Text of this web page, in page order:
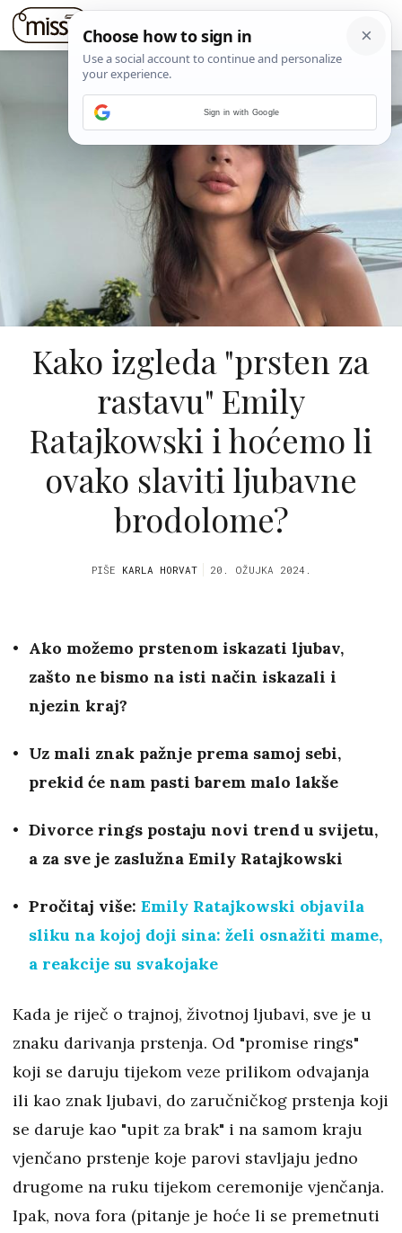
Kako izgleda "prsten za
rastavu" Emily
Ratajkowski i hoćemo li
ovako slaviti ljubavne
brodolome?
PIŠE KARLA HORVAT 20. OŽUJKA 2024.
Ako možemo prstenom iskazati ljubav,
zašto ne bismo na isti način iskazali i
njezin kraj?
Uz mali znak pažnje prema samoj sebi,
prekid će nam pasti barem malo lakše
Divorce rings postaju novi trend u svijetu,
a za sve je zaslužna Emily Ratajkowski
Pročitaj više: Emily Ratajkowski objavila
sliku na kojoj doji sina: želi osnažiti mame,
a reakcije su svakojake
Kada je riječ o trajnoj, životnoj ljubavi, sve je u
znaku darivanja prstenja. Od "promise rings"
koji se daruju tijekom veze prilikom odvajanja
ili kao znak ljubavi, do zaručničkog prstenja koji
se daruje kao "upit za brak" i na samom kraju
vjenčano prstenje koje parovi stavljaju jedno
drugome na ruku tijekom ceremonije vjenčanja.
Ipak, nova fora (pitanje je hoće li se premetnuti
Sign in with Google